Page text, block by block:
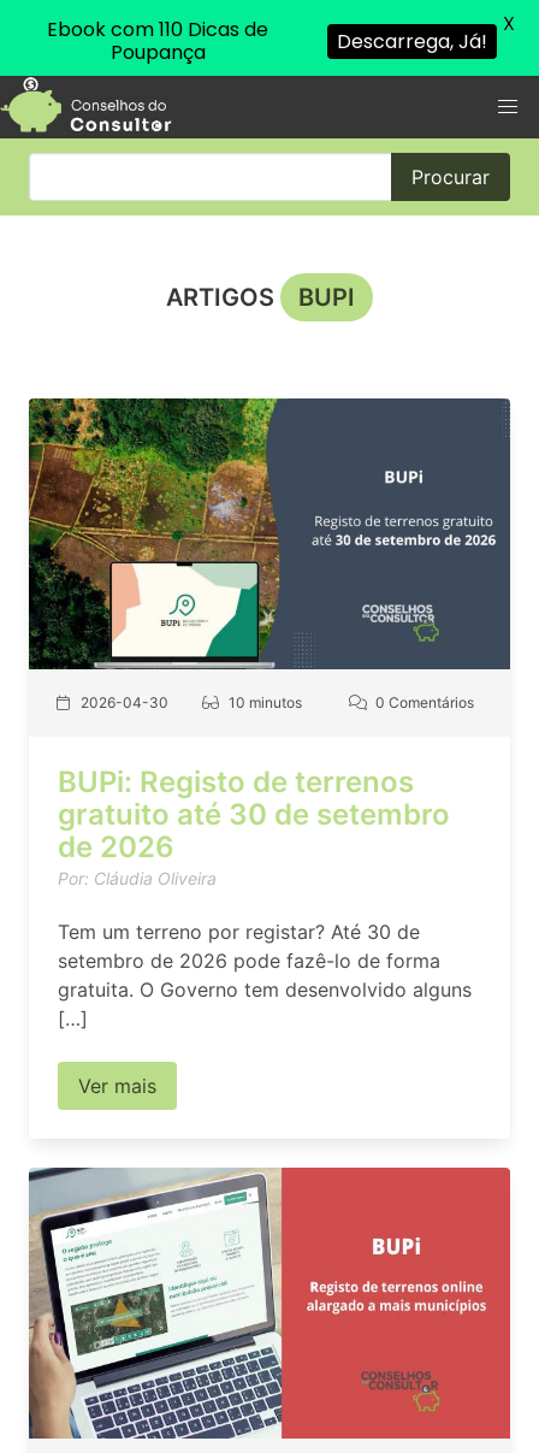
Procurar
ARTIGOS BUPI
2026-04-30 10 minutos 0 Comentários
BUPi: Registo de terrenos
gratuito até 30 de setembro
de 2026
Por: Cláudia Oliveira
Tem um terreno por registar? Até 30 de
setembro de 2026 pode fazê-lo de forma
gratuita. O Governo tem desenvolvido alguns
[…]
Ver mais
Ebook com 110 Dicas de
Poupança
Descarrega, Já!
X